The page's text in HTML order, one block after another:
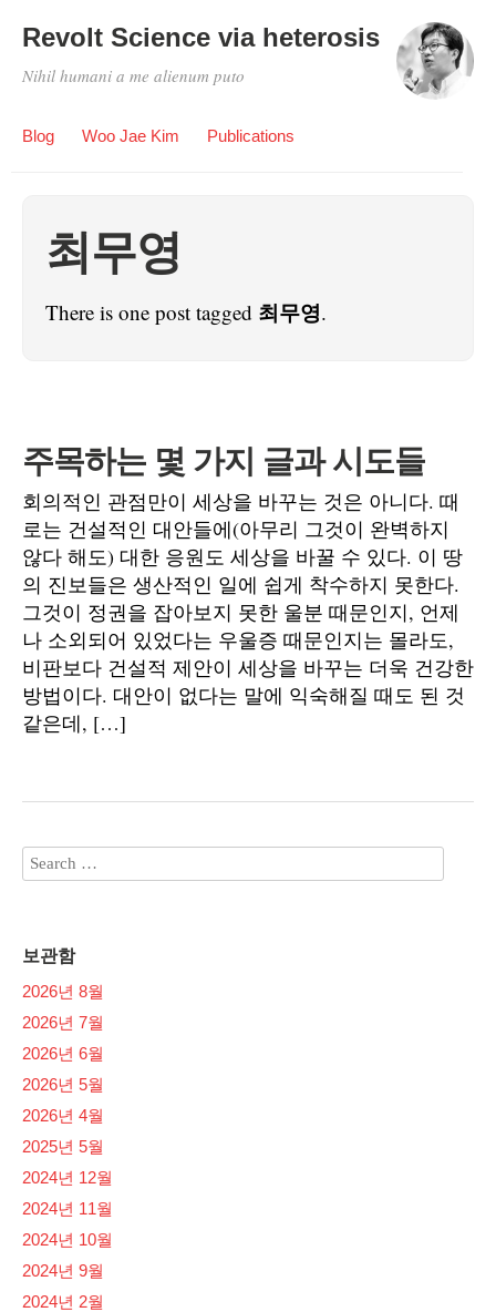
Revolt Science via heterosis
Nihil humani a me alienum puto
Blog Woo Jae Kim Publications
최무영
There is one post tagged 최무영.
주목하는 몇 가지 글과 시도들
회의적인 관점만이 세상을 바꾸는 것은 아니다. 때
로는 건설적인 대안들에(아무리 그것이 완벽하지
않다 해도) 대한 응원도 세상을 바꿀 수 있다. 이 땅
의 진보들은 생산적인 일에 쉽게 착수하지 못한다.
그것이 정권을 잡아보지 못한 울분 때문인지, 언제
나 소외되어 있었다는 우울증 때문인지는 몰라도,
비판보다 건설적 제안이 세상을 바꾸는 더욱 건강한
방법이다. 대안이 없다는 말에 익숙해질 때도 된 것
같은데, […]
보관함
2026년 8월
2026년 7월
2026년 6월
2026년 5월
2026년 4월
2025년 5월
2024년 12월
2024년 11월
2024년 10월
2024년 9월
2024년 2월